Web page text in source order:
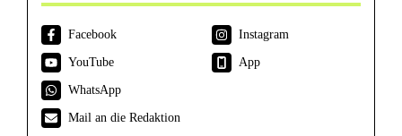
Facebook
Instagram
YouTube
App
WhatsApp
Mail an die Redaktion